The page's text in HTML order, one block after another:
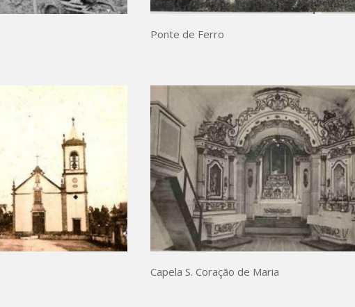
Ponte de Ferro
Capela S. Coração de Maria